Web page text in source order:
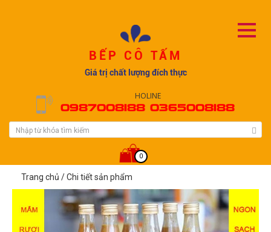
BẾP CÔ TẤM
Giá trị chất lượng đích thực
HOLINE
0987008188 0365008188
0
Trang chủ /Chi tiết sản phẩm